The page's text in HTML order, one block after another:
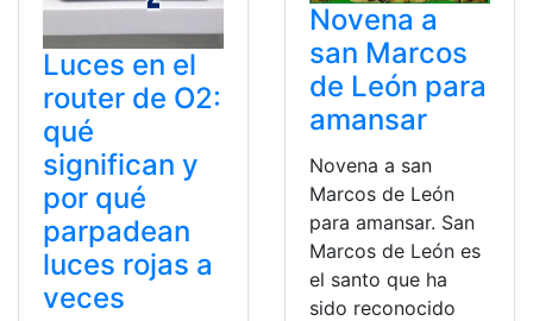
Luces en el
router de O2:
qué
significan y
por qué
parpadean
luces rojas a
veces
Novena a
san Marcos
de León para
amansar
Novena a san
Marcos de León
para amansar. San
Marcos de León es
el santo que ha
sido reconocido